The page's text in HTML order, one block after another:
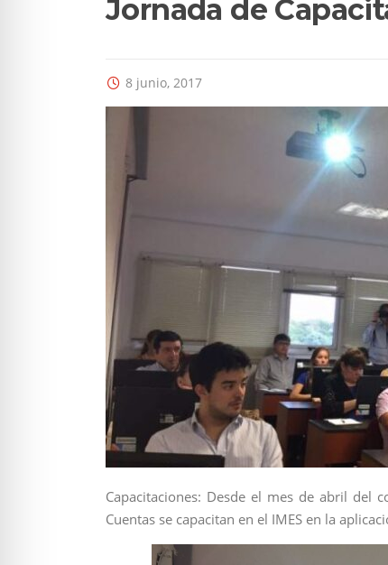
Jornada de
8 junio, 2017
Capacitaciones: Desde el mes de abril del
Cuentas se capacitan en el IMES en la